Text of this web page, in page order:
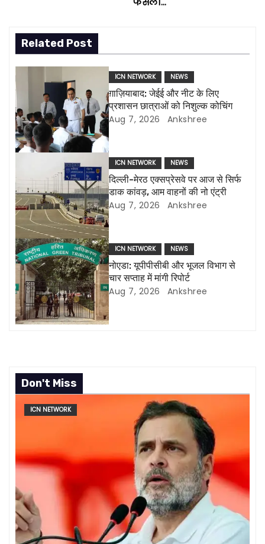
n
a
v
i
g
t
i
o
n
Related Post
ICN NETWORK NEWS
ग़ाज़ियाबाद: जेईई और नीट के लिए
प्रशासन छात्राओं को निशुल्क कोचिंग
Aug 7, 2026 Ankshree
ICN NETWORK NEWS
दिल्ली-मेरठ एक्सप्रेसवे पर आज से सिर्फ
डाक कांवड़, आम वाहनों की नो एंट्री
Aug 7, 2026 Ankshree
ICN NETWORK NEWS
नोएडा: यूपीपीसीबी और भूजल विभाग से
चार सप्ताह में मांगी रिपोर्ट
Aug 7, 2026 Ankshree
Don't Miss
ICN NETWORK